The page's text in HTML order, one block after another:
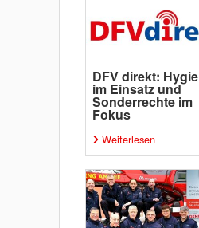
DFV direkt:
im Einsatz und
Sonderrechte im
Fokus
Weiterlesen